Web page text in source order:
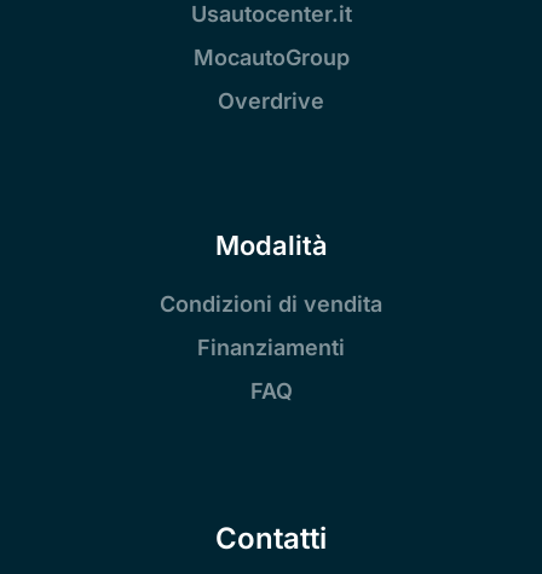
Usautocenter.it
MocautoGroup
Overdrive
Modalità
Condizioni di vendita
Finanziamenti
FAQ
Contatti